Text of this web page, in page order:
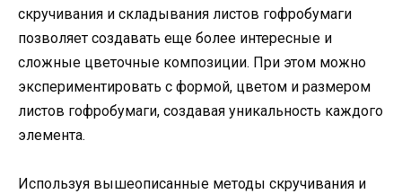
скручивания и складывания листов гофробумаги
позволяет создавать еще более интересные и
сложные цветочные композиции. При этом можно
экспериментировать с формой, цветом и размером
листов гофробумаги, создавая уникальность каждого
элемента.
Используя вышеописанные методы скручивания и